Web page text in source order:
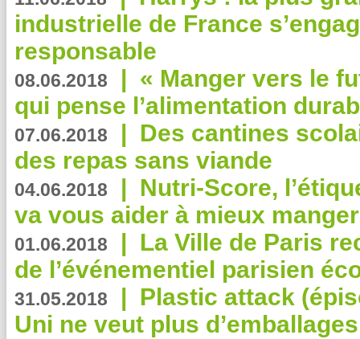
industrielle de France
responsable
08.06.2018 | « Manger vers le
qui pense l’alimentation
07.06.2018 | Des cantines
des repas sans viande
04.06.2018 | Nutri-Score,
va vous aider à mieux
01.06.2018 | La Ville de Paris
de l’événementiel parisien
31.05.2018 | Plastic attack
Uni ne veut plus